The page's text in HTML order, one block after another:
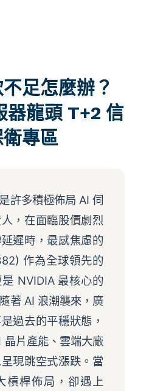
足怎麼辦？
器龍頭 T+2 信
專區
是許多積極佈局 AI 伺
，在面臨股價劇烈
遲時，最感焦慮的
作為全球領先的
NVIDIA 最核心的
著 AI 浪潮襲來，廣
過去的平穩狀態，
晶片產能、雲端大廠
現跳空式漲跌。當
槓桿佈局，卻遇上